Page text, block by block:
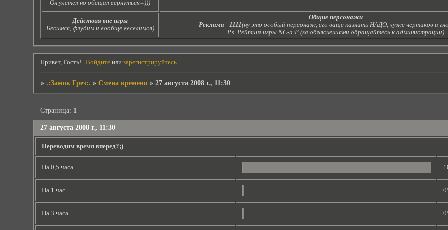
Он улетел но обещал вернуться=)))
Действия вне игры
Бесимся, флудим и вообще веселимся)
Общие персонажи
Реклама -1111(ну это особый персонаж, его ваще казнить НАДО, хуже чертиков и
P.s. Рейтинг игры NC-5:Р (за объяснениями обращайтесь к администрации)
Привет, Гость! Войдите илизарегистрируйтесь.
».:Замок Грез:. »Смена времени »27 августа 2008 г., 11:30
27 августа 2008 г., 11:30
Страница: 1
Переводим время вперед?;)
На 0,5 часа
На 1 час
На 3 часа